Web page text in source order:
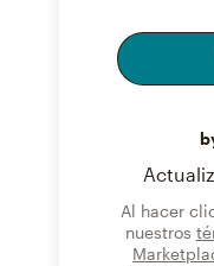
Al hacer
nuestros